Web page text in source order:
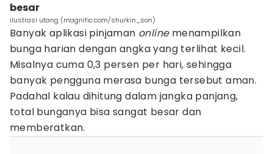
besar
ilustrasi utang (magnific.com/shurkin_son)
Banyak aplikasi pinjaman online menampilkan
bunga harian dengan angka yang terlihat kecil.
Misalnya cuma 0,3 persen per hari, sehingga
banyak pengguna merasa bunga tersebut aman.
Padahal kalau dihitung dalam jangka panjang,
total bunganya bisa sangat besar dan
memberatkan.